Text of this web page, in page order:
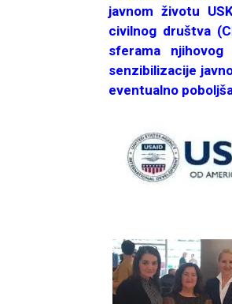
javnom životu
civilnog društva
sferama
senzibilizacije
eventualno